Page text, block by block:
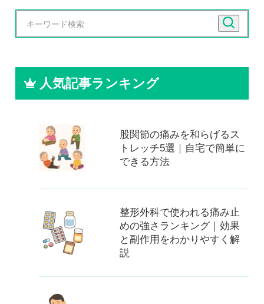
人気記事ランキング
股関節の痛みを和らげるス
トレッチ5選｜自宅で簡単に
できる方法
整形外科で使われる痛み止
めの強さランキング｜効果
と副作用をわかりやすく解
説